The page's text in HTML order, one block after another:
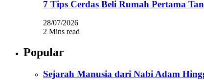
7 Tips Cerdas Beli Rumah Pertama
28/07/2026
2 Mins read
Popular
Sejarah Manusia dari Nabi Adam